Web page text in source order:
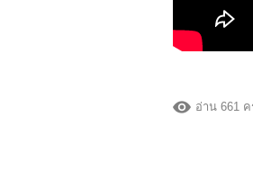
อ่าน 661 ค